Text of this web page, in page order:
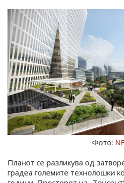
Фото:
Планот се разликува од
градеа големите технолошки